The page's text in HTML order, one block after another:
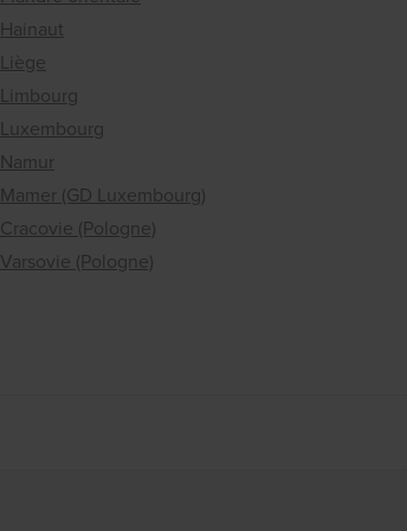
Hainaut
Liège
Limbourg
Luxembourg
Namur
Mamer (GD Luxembourg)
Cracovie (Pologne)
Varsovie (Pologne)